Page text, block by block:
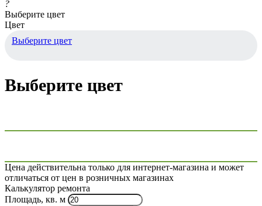
?
Выберите цвет
Цвет
Выберите цвет
Выберите цвет
Цена действительна только для интернет-магазина и может
отличаться от цен в розничных магазинах
Калькулятор ремонта
Площадь, кв. м